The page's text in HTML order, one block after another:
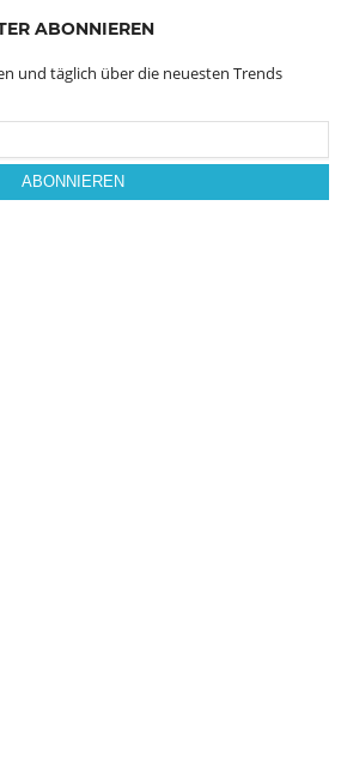
ABONNIEREN
und täglich über die neuesten Trends
ABONNIEREN